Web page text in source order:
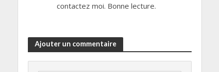
contactez moi. Bonne lecture.
Ajouter un commentaire